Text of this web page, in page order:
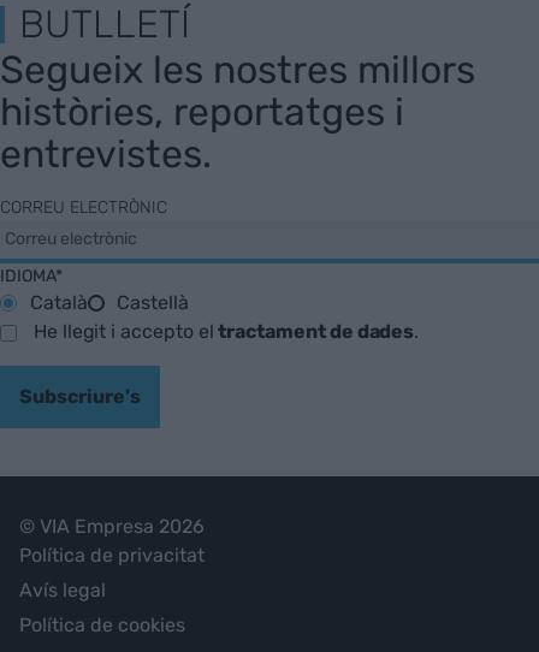
BUTLLETÍ
Segueix les nostres millors
històries, reportatges i
entrevistes.
CORREU ELECTRÒNIC
IDIOMA*
Català
Castellà
He llegit i accepto eltractament de dades.
Subscriure's
© VIA Empresa 2026
Política de privacitat
Avís legal
Política de cookies